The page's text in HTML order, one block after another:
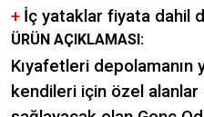
+ İç yataklar fiyata dahil
ÜRÜN AÇIKLAMASI:
Kıyafetleri depolamanın
kendileri için özel